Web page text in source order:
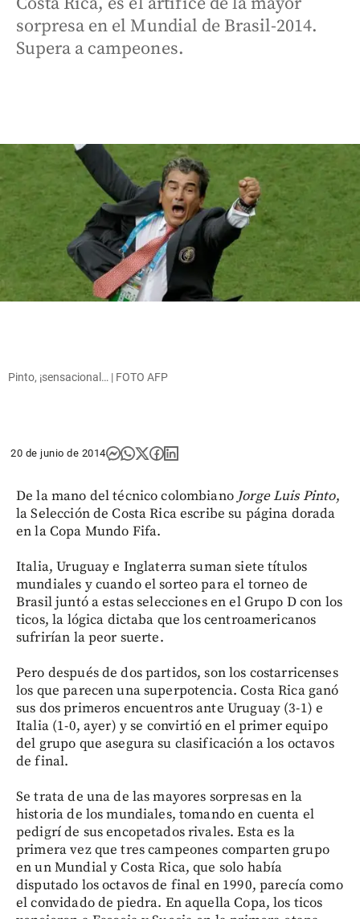
sorpresa en el Mundial de Brasil-2014.
Supera a campeones.
Pinto, ¡sensacional… | FOTO AFP
20 de junio de 2014
De la mano del técnico colombiano Jorge Luis Pinto,
la Selección de Costa Rica escribe su página dorada
en la Copa Mundo Fifa.
Italia, Uruguay e Inglaterra suman siete títulos
mundiales y cuando el sorteo para el torneo de
Brasil juntó a estas selecciones en el Grupo D con los
ticos, la lógica dictaba que los centroamericanos
sufrirían la peor suerte.
Pero después de dos partidos, son los costarricenses
los que parecen una superpotencia. Costa Rica ganó
sus dos primeros encuentros ante Uruguay (3-1) e
Italia (1-0, ayer) y se convirtió en el primer equipo
del grupo que asegura su clasificación a los octavos
de final.
Se trata de una de las mayores sorpresas en la
historia de los mundiales, tomando en cuenta el
pedigrí de sus encopetados rivales. Esta es la
primera vez que tres campeones comparten grupo
en un Mundial y Costa Rica, que solo había
disputado los octavos de final en 1990, parecía como
el convidado de piedra. En aquella Copa, los ticos